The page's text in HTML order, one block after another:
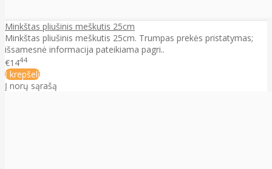
Minkštas pliušinis meškutis 25cm
Minkštas pliušinis meškutis 25cm. Trumpas prekės pristatymas;
išsamesnė informacija pateikiama pagri..
€1444
Į krepšelį
Į norų sąrašą